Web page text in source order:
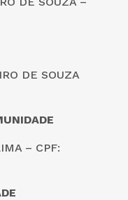
DE SOUZA
– CPF: